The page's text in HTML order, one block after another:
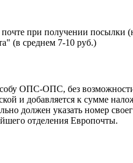
при получении посылки
(в среднем 7-10 руб.)
ОПС-ОПС, без
и добавляется к сумме
должен указать номер
отделения Европочты.